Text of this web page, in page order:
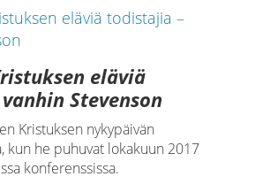
eläviä
Stevenson
Kristuksen nykypäivän
kun he puhuvat lokakuun 2017
konferenssissa.